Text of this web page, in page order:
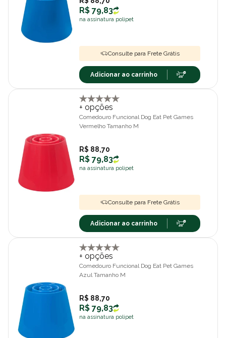
R$ 79,83
na assinatura polipet
Consulte para Frete Grátis
Adicionar ao carrinho
+ opções
Comedouro Funcional Dog Eat Pet Games
Vermelho Tamanho M
R$ 88,70
R$ 79,83
na assinatura polipet
Consulte para Frete Grátis
Adicionar ao carrinho
+ opções
Comedouro Funcional Dog Eat Pet Games
Azul Tamanho M
R$ 88,70
R$ 79,83
na assinatura polipet